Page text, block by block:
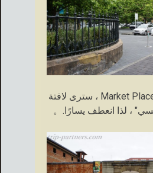
عندما تصل إلى Market Place ، سترى لافتة
، لذا انعطف يسارًا.。